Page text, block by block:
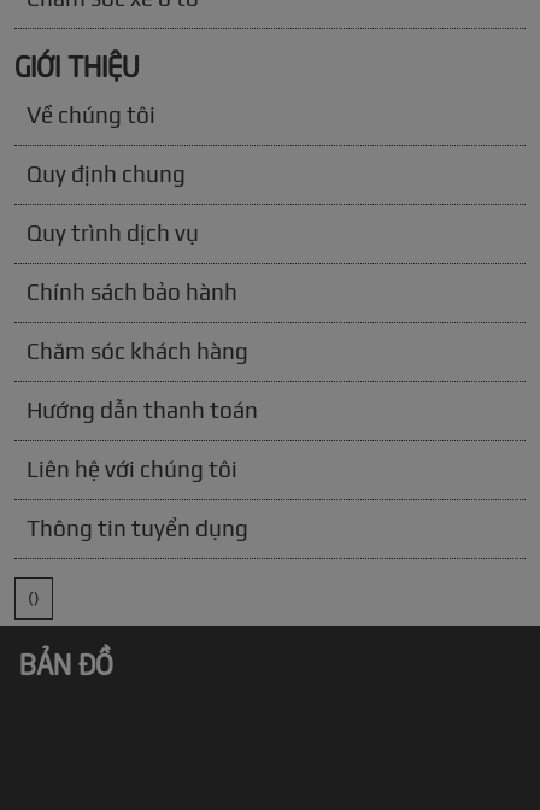
GIỚI THIỆU
Về chúng tôi
Quy định chung
Quy trình dịch vụ
Chính sách bảo hành
Chăm sóc khách hàng
Hướng dẫn thanh toán
Liên hệ với chúng tôi
Thông tin tuyển dụng
()
BẢN ĐỒ